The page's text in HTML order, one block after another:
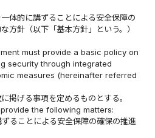
体的に講ずることによる安全保障の
方針（以下「基本方針」という。）
must provide a basic policy on
security through integrated
measures (hereinafter referred
掲げる事項を定めるものとする。
the following matters:
ることによる安全保障の確保の推進